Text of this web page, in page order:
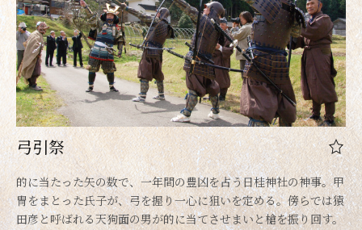
弓引祭
的に当たった矢の数で、一年間の豊凶を占う日桂神社の神事。甲
冑をまとった氏子が、弓を握り一心に狙いを定める。傍らでは猿
田彦と呼ばれる天狗面の男が的に当てさせまいと槍を振り回す。